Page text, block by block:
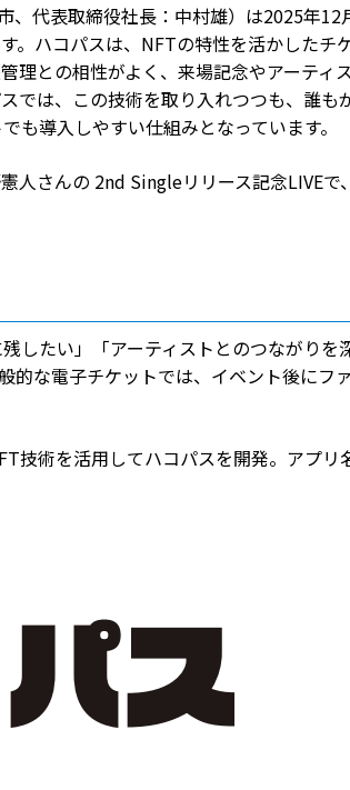
、代表取締役社長：中村雄）は2025年12
。ハコパスは、NFTの特性を活かしたチ
理との相性がよく、来場記念やアーティ
では、この技術を取り入れつつも、誰も
も導入しやすい仕組みとなっています。
人さんの 2nd Singleリリース記念LIVEで
したい」「アーティストとのつながりを
的な電子チケットでは、イベント後にフ
技術を活用してハコパスを開発。アプリ